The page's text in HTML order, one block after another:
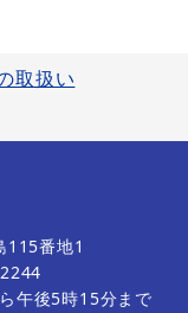
取扱い
115番地1
午後5時15分まで